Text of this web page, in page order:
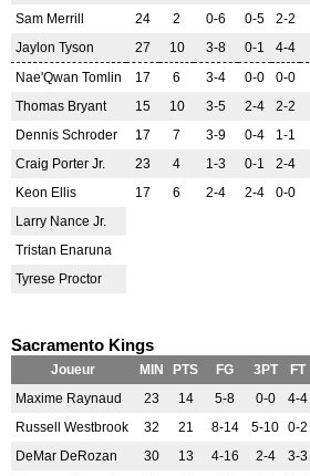
Sam Merrill
24 2 0-6 0-5 2-2
Jaylon Tyson
27 10 3-8 0-1 4-4
Nae'Qwan Tomlin
17 6 3-4 0-0 0-0
Thomas Bryant
15 10 3-5 2-4 2-2
Dennis Schroder
17 7 3-9 0-4 1-1
Craig Porter Jr.
23 4 1-3 0-1 2-4
Keon Ellis
17 6 2-4 2-4 0-0
Larry Nance Jr.
Tristan Enaruna
Tyrese Proctor
Sacramento Kings
Joueur MIN PTS FG 3PT FT
Maxime Raynaud
23 14 5-8 0-0 4-4
Russell Westbrook
32 21 8-14 5-10 0-2
DeMar DeRozan
30 13 4-16 2-4 3-3